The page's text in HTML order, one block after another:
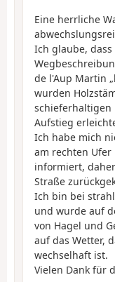
Eine herrliche
Ich glaube,
de l'Aup Martin
wurden
schieferhaltigen
Aufstieg
Ich habe mich
am rechten Ufer
informiert,
Straße
Ich bin bei
und wurde auf
von Hagel und
auf das Wetter,
wechselhaft ist.
Vielen Dank für